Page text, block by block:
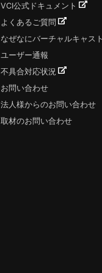
VCI公式ドキュメント
よくあるご質問
なぜなにバーチャルキャスト
ユーザー通報
不具合対応状況
お問い合わせ
法人様からのお問い合わせ
取材のお問い合わせ